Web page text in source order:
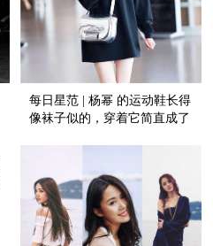
每日星范 | 杨幂 的运动鞋长得
像袜子似的，穿着它简直成了